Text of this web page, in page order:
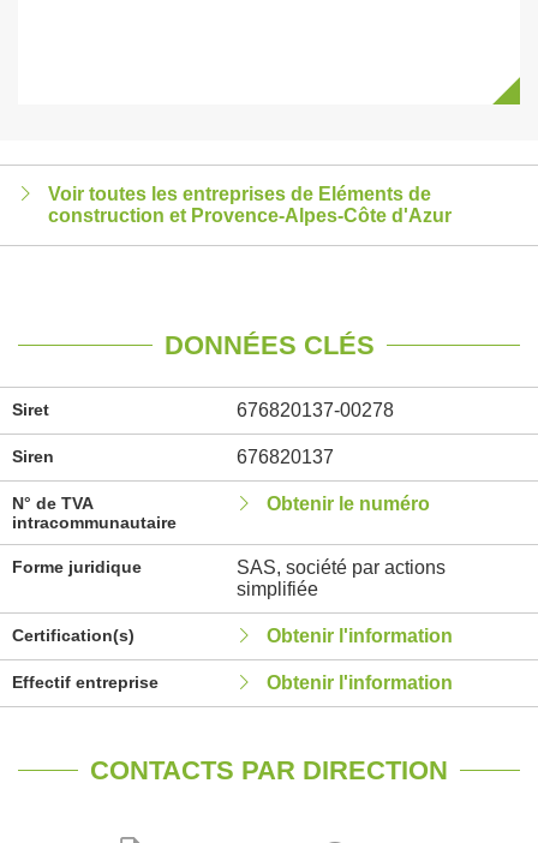
Voir toutes les entreprises de Eléments de
construction et Provence-Alpes-Côte d'Azur
DONNÉES CLÉS
Siret 676820137-00278
Siren 676820137
N° de TVA
intracommunautaire
Obtenir le numéro
Forme juridique
SAS, société par actions
simplifiée
Certification(s) Obtenir l'information
Effectif entreprise Obtenir l'information
CONTACTS PAR DIRECTION